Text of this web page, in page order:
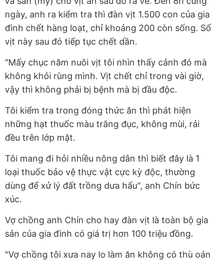
ngày, anh ra kiểm tra thì đàn vịt 1.500 con của gia
đình chết hàng loạt, chỉ khoảng 200 còn sống. Số
vịt này sau đó tiếp tục chết dần.
"Mấy chục năm nuôi vịt tôi nhìn thấy cảnh đó mà
không khỏi rùng mình. Vịt chết chỉ trong vài giờ,
vậy thì không phải bị bệnh mà bị đầu độc.
Tôi kiểm tra trong đóng thức ăn thì phát hiện
những hạt thuốc màu trắng đục, không mùi, rải
đều trên lớp mặt.
Tôi mang đi hỏi nhiều nông dân thì biết đây là 1
loại thuốc bảo vệ thực vật cực kỳ độc, thường
dùng để xử lý đất trồng dưa hấu", anh Chín bức
xúc.
Vợ chồng anh Chín cho hay đàn vịt là toàn bộ gia
sản của gia đình có giá trị hơn 100 triệu đồng.
"Vợ chồng tôi xưa nay lo làm ăn không có thù oán